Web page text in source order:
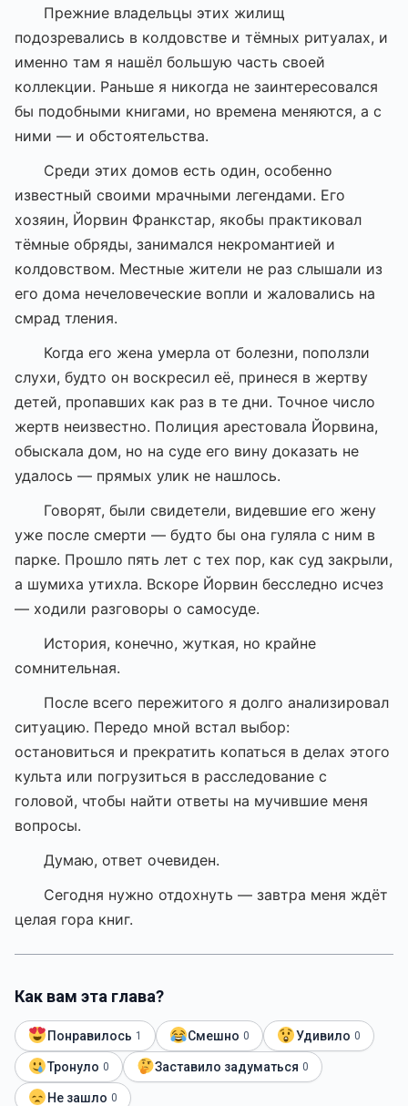
Прежние владельцы этих жилищ
подозревались в колдовстве и тёмных ритуалах, и
именно там я нашёл большую часть своей
коллекции. Раньше я никогда не заинтересовался
бы подобными книгами, но времена меняются, а с
ними — и обстоятельства.
Среди этих домов есть один, особенно
известный своими мрачными легендами. Его
хозяин, Йорвин Франкстар, якобы практиковал
тёмные обряды, занимался некромантией и
колдовством. Местные жители не раз слышали из
его дома нечеловеческие вопли и жаловались на
смрад тления.
Когда его жена умерла от болезни, поползли
слухи, будто он воскресил её, принеся в жертву
детей, пропавших как раз в те дни. Точное число
жертв неизвестно. Полиция арестовала Йорвина,
обыскала дом, но на суде его вину доказать не
удалось — прямых улик не нашлось.
Говорят, были свидетели, видевшие его жену
уже после смерти — будто бы она гуляла с ним в
парке. Прошло пять лет с тех пор, как суд закрыли,
а шумиха утихла. Вскоре Йорвин бесследно исчез
— ходили разговоры о самосуде.
История, конечно, жуткая, но крайне
сомнительная.
После всего пережитого я долго анализировал
ситуацию. Передо мной встал выбор:
остановиться и прекратить копаться в делах этого
культа или погрузиться в расследование с
головой, чтобы найти ответы на мучившие меня
вопросы.
Думаю, ответ очевиден.
Сегодня нужно отдохнуть — завтра меня ждёт
целая гора книг.
Как вам эта глава?
Понравилось 1 Смешно 0 Удивило 0
Тронуло 0 Заставило задуматься 0
Не зашло 0